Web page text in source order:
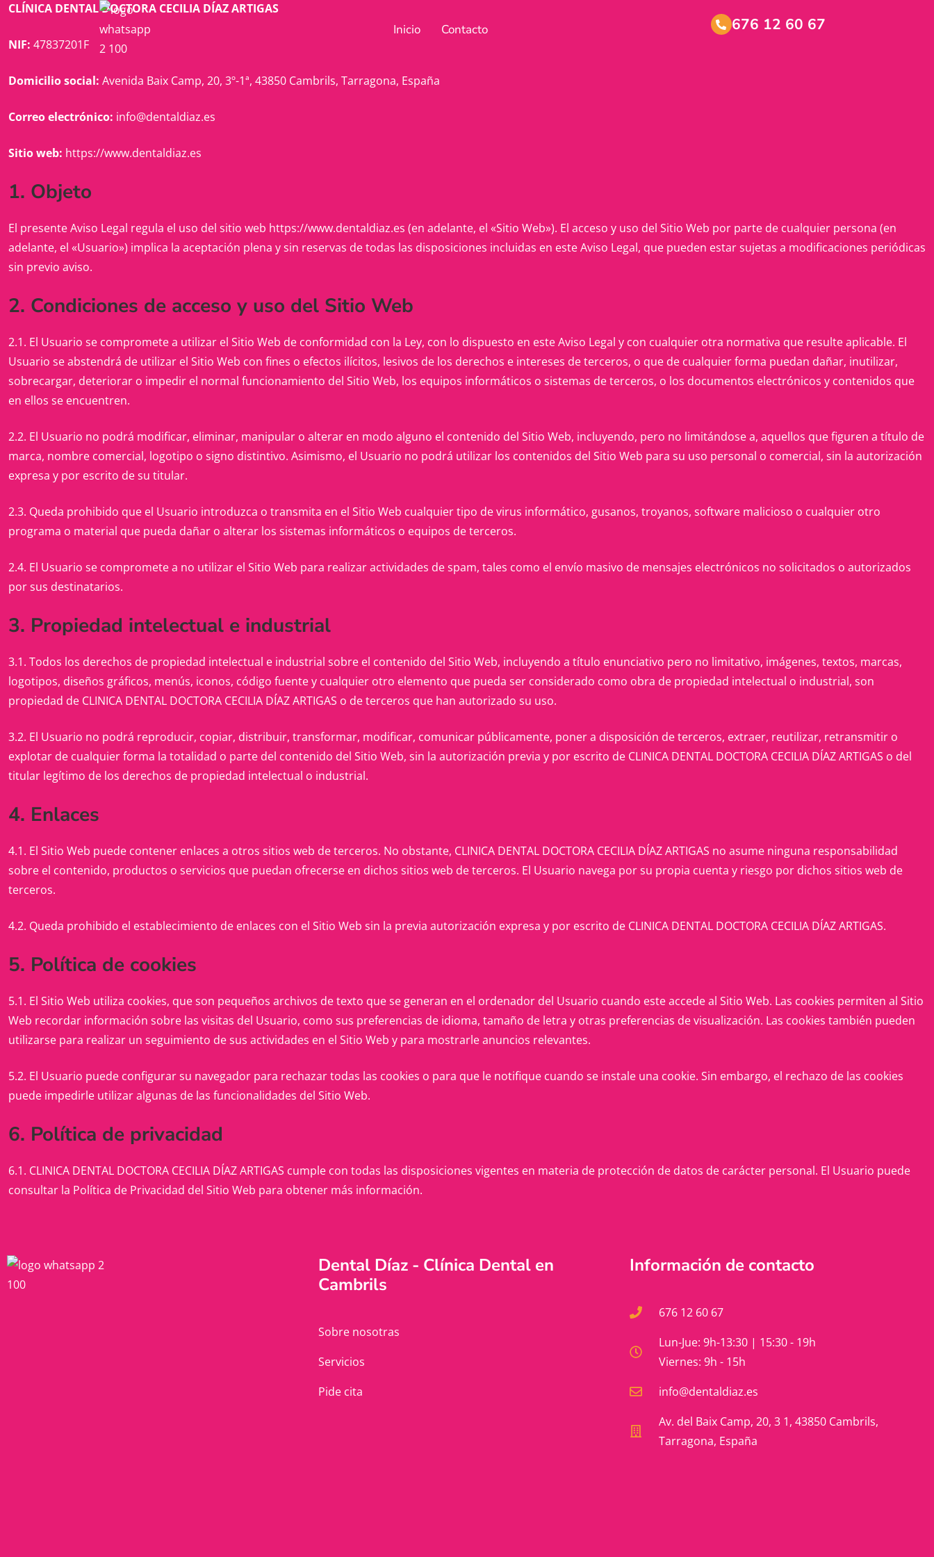
Inicio Contacto 676 12 60 67
CLÍNICA DENTAL DOCTORA CECILIA DÍAZ ARTIGAS
NIF: 47837201F
Domicilio social: Avenida Baix Camp, 20, 3º-1ª, 43850 Cambrils, Tarragona, España
Correo electrónico: info@dentaldiaz.es
Sitio web: https://www.dentaldiaz.es
1. Objeto
El presente Aviso Legal regula el uso del sitio web https://www.dentaldiaz.es (en adelante, el «Sitio Web»). El acceso y uso del Sitio Web por parte de cualquier persona (en
adelante, el «Usuario») implica la aceptación plena y sin reservas de todas las disposiciones incluidas en este Aviso Legal, que pueden estar sujetas a modificaciones periódicas
sin previo aviso.
2. Condiciones de acceso y uso del Sitio Web
2.1. El Usuario se compromete a utilizar el Sitio Web de conformidad con la Ley, con lo dispuesto en este Aviso Legal y con cualquier otra normativa que resulte aplicable. El
Usuario se abstendrá de utilizar el Sitio Web con fines o efectos ilícitos, lesivos de los derechos e intereses de terceros, o que de cualquier forma puedan dañar, inutilizar,
sobrecargar, deteriorar o impedir el normal funcionamiento del Sitio Web, los equipos informáticos o sistemas de terceros, o los documentos electrónicos y contenidos que
en ellos se encuentren.
2.2. El Usuario no podrá modificar, eliminar, manipular o alterar en modo alguno el contenido del Sitio Web, incluyendo, pero no limitándose a, aquellos que figuren a título de
marca, nombre comercial, logotipo o signo distintivo. Asimismo, el Usuario no podrá utilizar los contenidos del Sitio Web para su uso personal o comercial, sin la autorización
expresa y por escrito de su titular.
2.3. Queda prohibido que el Usuario introduzca o transmita en el Sitio Web cualquier tipo de virus informático, gusanos, troyanos, software malicioso o cualquier otro
programa o material que pueda dañar o alterar los sistemas informáticos o equipos de terceros.
2.4. El Usuario se compromete a no utilizar el Sitio Web para realizar actividades de spam, tales como el envío masivo de mensajes electrónicos no solicitados o autorizados
por sus destinatarios.
3. Propiedad intelectual e industrial
3.1. Todos los derechos de propiedad intelectual e industrial sobre el contenido del Sitio Web, incluyendo a título enunciativo pero no limitativo, imágenes, textos, marcas,
logotipos, diseños gráficos, menús, iconos, código fuente y cualquier otro elemento que pueda ser considerado como obra de propiedad intelectual o industrial, son
propiedad de CLINICA DENTAL DOCTORA CECILIA DÍAZ ARTIGAS o de terceros que han autorizado su uso.
3.2. El Usuario no podrá reproducir, copiar, distribuir, transformar, modificar, comunicar públicamente, poner a disposición de terceros, extraer, reutilizar, retransmitir o
explotar de cualquier forma la totalidad o parte del contenido del Sitio Web, sin la autorización previa y por escrito de CLINICA DENTAL DOCTORA CECILIA DÍAZ ARTIGAS o del
titular legítimo de los derechos de propiedad intelectual o industrial.
4. Enlaces
4.1. El Sitio Web puede contener enlaces a otros sitios web de terceros. No obstante, CLINICA DENTAL DOCTORA CECILIA DÍAZ ARTIGAS no asume ninguna responsabilidad
sobre el contenido, productos o servicios que puedan ofrecerse en dichos sitios web de terceros. El Usuario navega por su propia cuenta y riesgo por dichos sitios web de
terceros.
4.2. Queda prohibido el establecimiento de enlaces con el Sitio Web sin la previa autorización expresa y por escrito de CLINICA DENTAL DOCTORA CECILIA DÍAZ ARTIGAS.
5. Política de cookies
5.1. El Sitio Web utiliza cookies, que son pequeños archivos de texto que se generan en el ordenador del Usuario cuando este accede al Sitio Web. Las cookies permiten al Sitio
Web recordar información sobre las visitas del Usuario, como sus preferencias de idioma, tamaño de letra y otras preferencias de visualización. Las cookies también pueden
utilizarse para realizar un seguimiento de sus actividades en el Sitio Web y para mostrarle anuncios relevantes.
5.2. El Usuario puede configurar su navegador para rechazar todas las cookies o para que le notifique cuando se instale una cookie. Sin embargo, el rechazo de las cookies
puede impedirle utilizar algunas de las funcionalidades del Sitio Web.
6. Política de privacidad
6.1. CLINICA DENTAL DOCTORA CECILIA DÍAZ ARTIGAS cumple con todas las disposiciones vigentes en materia de protección de datos de carácter personal. El Usuario puede
consultar la Política de Privacidad del Sitio Web para obtener más información.
Dental Díaz - Clínica Dental en
Cambrils
Sobre nosotras
Servicios
Pide cita
Información de contacto
676 12 60 67
Lun-Jue: 9h-13:30 | 15:30 - 19h
Viernes: 9h - 15h
info@dentaldiaz.es
Av. del Baix Camp, 20, 3 1, 43850 Cambrils,
Tarragona, España